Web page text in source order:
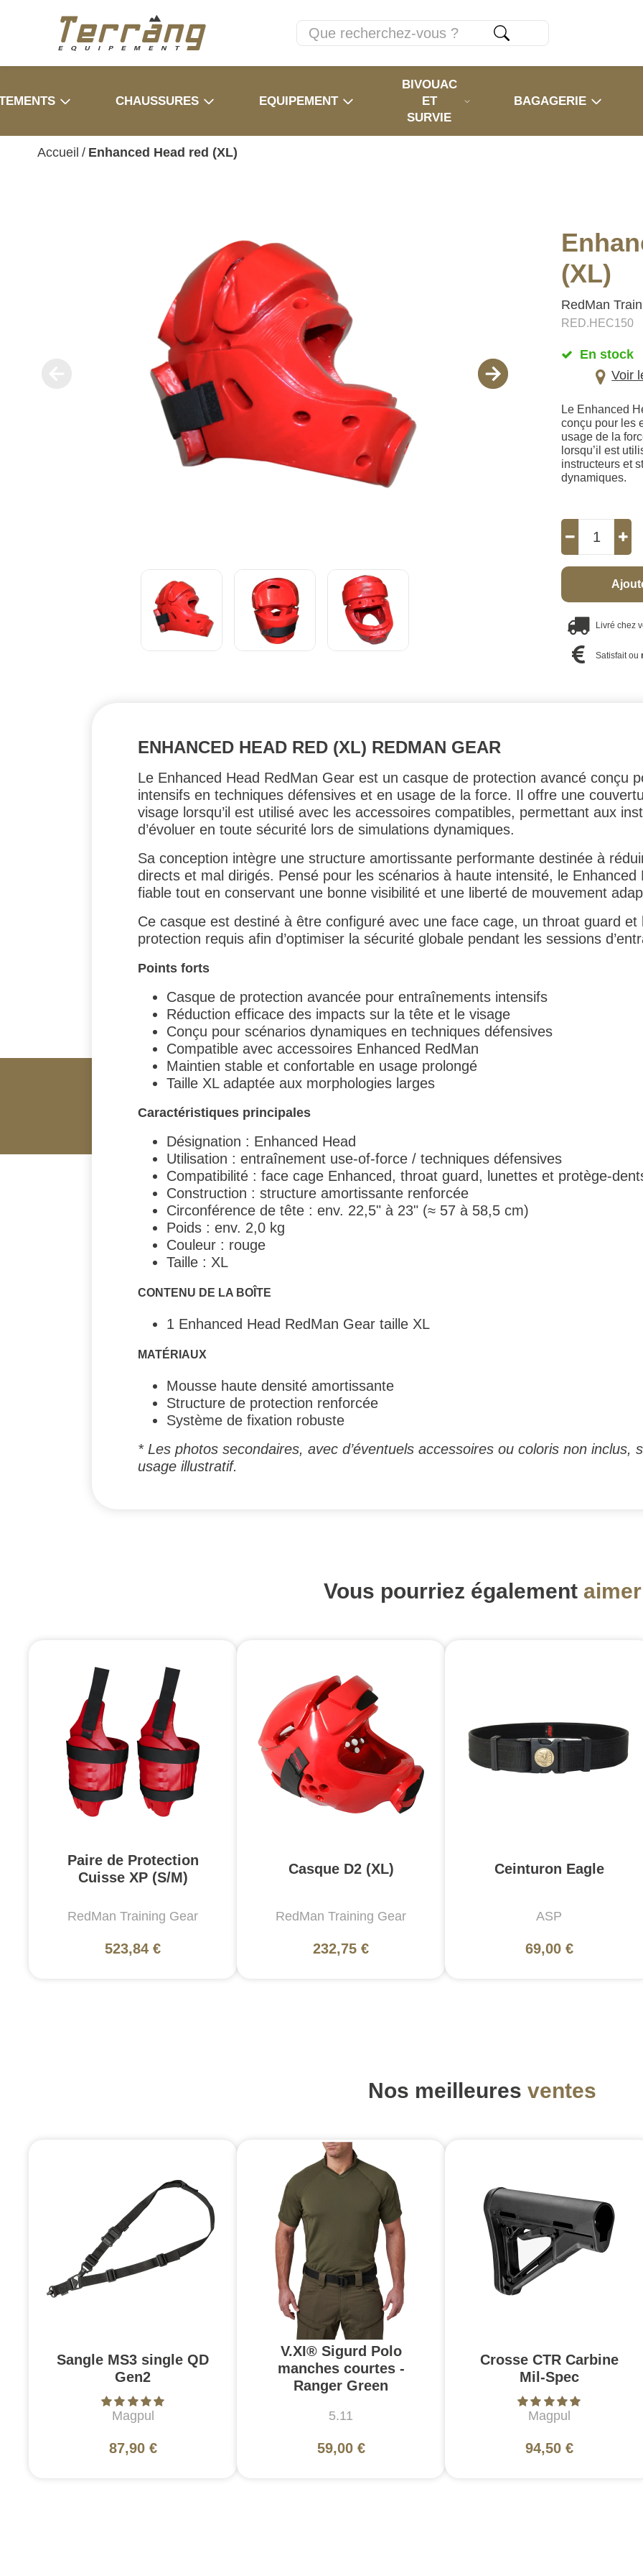
CHAUSSURES EQUIPEMENT
BIVOUAC
ET
SURVIE
BAGAGERIE
Accueil / Enhanced Head red (XL)
(XL)
RedMan
RED.HEC150
En stock
Voir
Le Enhanced
conçu pour les
usage de la
lorsqu’il est
instructeurs et
dynamiques.
Livré chez
Satisfait ou
ENHANCED HEAD RED (XL) REDMAN GEAR
Le Enhanced Head RedMan Gear est un casque de protection avancé conçu
intensifs en techniques défensives et en usage de la force. Il offre une
visage lorsqu’il est utilisé avec les accessoires compatibles, permettant aux
d’évoluer en toute sécurité lors de simulations dynamiques.
Sa conception intègre une structure amortissante performante destinée à
directs et mal dirigés. Pensé pour les scénarios à haute intensité, le
fiable tout en conservant une bonne visibilité et une liberté de mouvement
Ce casque est destiné à être configuré avec une face cage, un throat guard et
protection requis afin d’optimiser la sécurité globale pendant les sessions
Points forts
Casque de protection avancée pour entraînements intensifs
Réduction efficace des impacts sur la tête et le visage
Conçu pour scénarios dynamiques en techniques défensives
Compatible avec accessoires Enhanced RedMan
Maintien stable et confortable en usage prolongé
Taille XL adaptée aux morphologies larges
Caractéristiques principales
Désignation : Enhanced Head
Utilisation : entraînement use-of-force / techniques défensives
Compatibilité : face cage Enhanced, throat guard, lunettes et protège-
Construction : structure amortissante renforcée
Circonférence de tête : env. 22,5" à 23" (≈ 57 à 58,5 cm)
Poids : env. 2,0 kg
Couleur : rouge
Taille : XL
CONTENU DE LA BOÎTE
1 Enhanced Head RedMan Gear taille XL
MATÉRIAUX
Mousse haute densité amortissante
Structure de protection renforcée
Système de fixation robuste
* Les photos secondaires, avec d’éventuels accessoires ou coloris non inclus,
usage illustratif.
Vous pourriez également aimer
Paire de Protection
Cuisse XP (S/M)
RedMan Training Gear
523,84 €
Casque D2 (XL)
RedMan Training Gear
232,75 €
Ceinturon Eagle
ASP
69,00 €
Nos meilleures ventes
Sangle MS3 single QD
Gen2
Magpul
87,90 €
V.XI® Sigurd Polo
manches courtes -
Ranger Green
5.11
59,00 €
Crosse CTR Carbine
Mil-Spec
Magpul
94,50 €